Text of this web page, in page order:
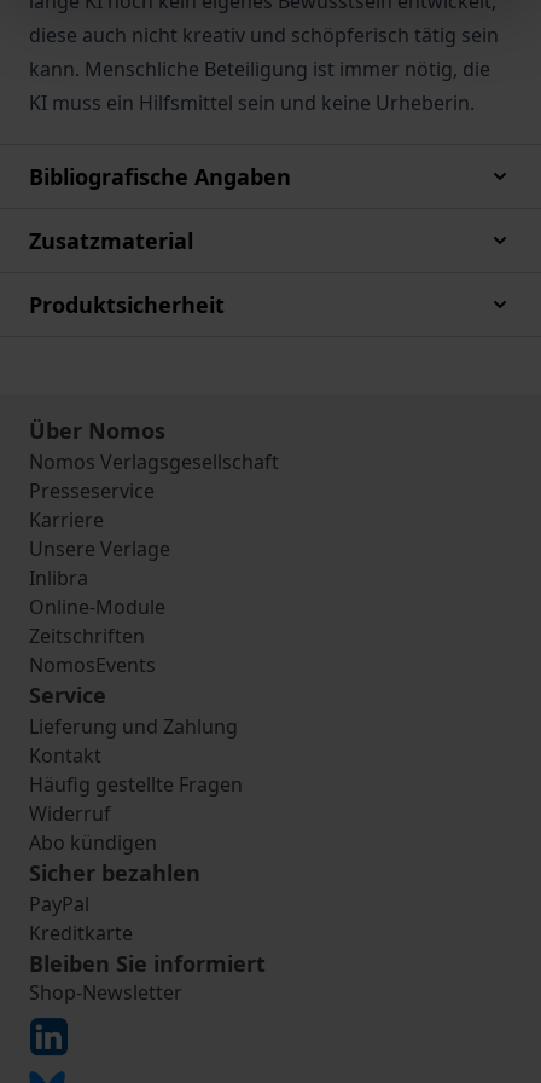
diese auch nicht kreativ und schöpferisch tätig sein
kann. Menschliche Beteiligung ist immer nötig, die
KI muss ein Hilfsmittel sein und keine Urheberin.
Bibliografische Angaben
Zusatzmaterial
Produktsicherheit
Über Nomos
Nomos Verlagsgesellschaft
Presseservice
Karriere
Unsere Verlage
Inlibra
Online-Module
Zeitschriften
NomosEvents
Service
Lieferung und Zahlung
Kontakt
Häufig gestellte Fragen
Widerruf
Abo kündigen
Sicher bezahlen
PayPal
Kreditkarte
Bleiben Sie informiert
Shop-Newsletter